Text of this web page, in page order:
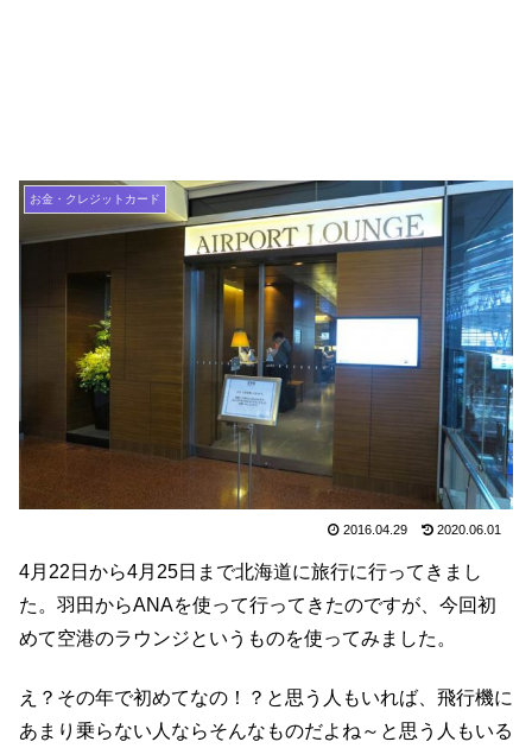
お金・クレジットカード
2016.04.29 2020.06.01
4月22日から4月25日まで北海道に旅行に行ってきまし
た。羽田からANAを使って行ってきたのですが、今回初
めて空港のラウンジというものを使ってみました。
え？その年で初めてなの！？と思う人もいれば、飛行機に
あまり乗らない人ならそんなものだよね～と思う人もいる